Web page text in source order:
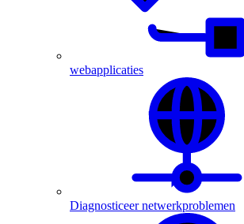
webapplicaties
Diagnosticeer netwerkproblemen